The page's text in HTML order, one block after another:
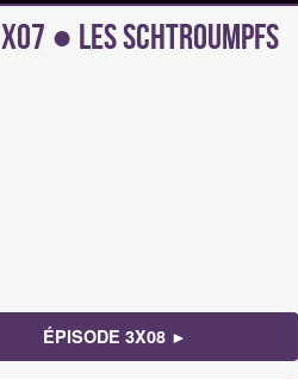
● Les Schtroumpfs
ÉPISODE 3X08 ►